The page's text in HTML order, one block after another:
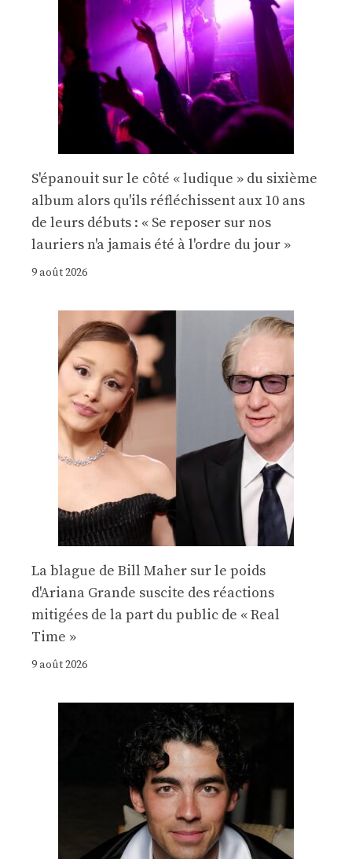
S'épanouit sur le côté « ludique » du sixième
album alors qu'ils réfléchissent aux 10 ans
de leurs débuts : « Se reposer sur nos
lauriers n'a jamais été à l'ordre du jour »
9 août 2026
La blague de Bill Maher sur le poids
d'Ariana Grande suscite des réactions
mitigées de la part du public de « Real
Time »
9 août 2026